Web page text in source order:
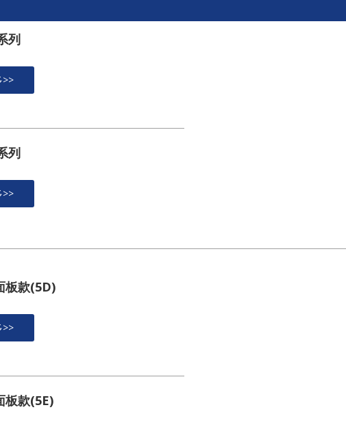
列
>>
列
>>
板款(5D)
>>
板款(5E)